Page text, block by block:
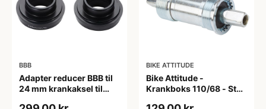
BBB
Adapter reducer BBB til
24 mm krankaksel til
BIKE ATTITUDE
Bike Attitude -
Krankboks 110/68 - Stål